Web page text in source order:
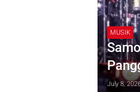
MUSIK
July 8,